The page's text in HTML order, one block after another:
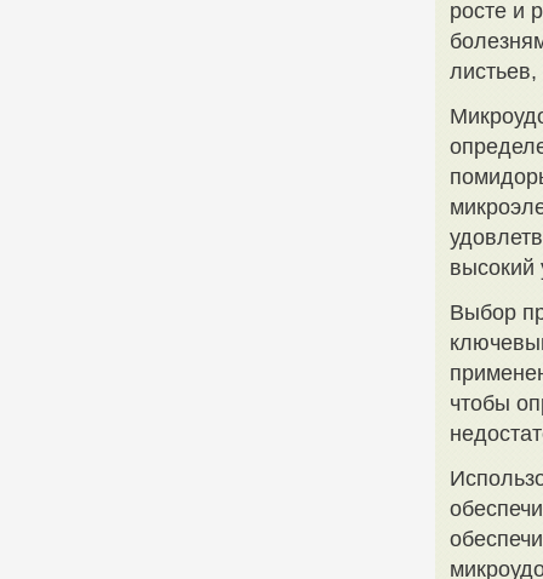
росте и
высокий
Выбор
чтобы